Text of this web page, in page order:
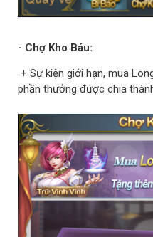
- Chợ Kho Báu:
+ Sự kiện giới hạn, mua
phần thưởng được chia